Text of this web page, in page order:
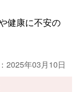
健康に不安の
2025年03月10日